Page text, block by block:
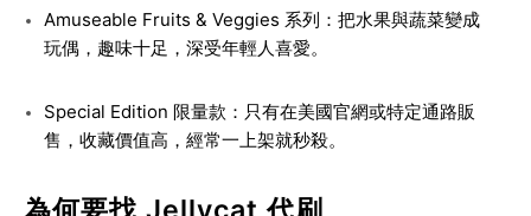
Amuseable Fruits & Veggies 系列 ：把水果與蔬菜變成
玩偶，趣味十足，深受年輕人喜愛。
Special Edition 限量款 ：只有在美國官網或特定通路販
售，收藏價值高，經常一上架就秒殺。